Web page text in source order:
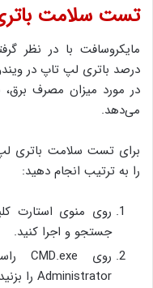
تست سلامت
در مورد میزان مصرف برق،
می‌دهد.
را به ترتیب انجام دهید:
جستجو و اجرا کنید.
Administrator را بزنید.